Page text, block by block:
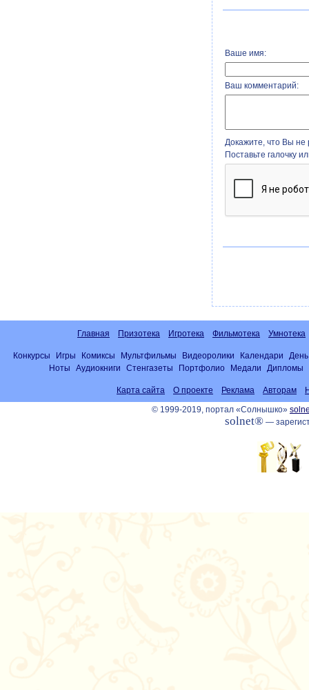
Ваше имя:
Ваш комментарий:
Докажите, что Вы не
Поставьте галочку
Главная Призотека Игротека Фильмотека Умнотека
Конкурсы Игры Комиксы Мультфильмы Видеоролики Календари
Ноты
Аудиокниги Стенгазеты Портфолио Медали Дипломы
Карта сайта О проекте Реклама Авторам
© 1999-2019, портал «Солнышко»
solnet®—